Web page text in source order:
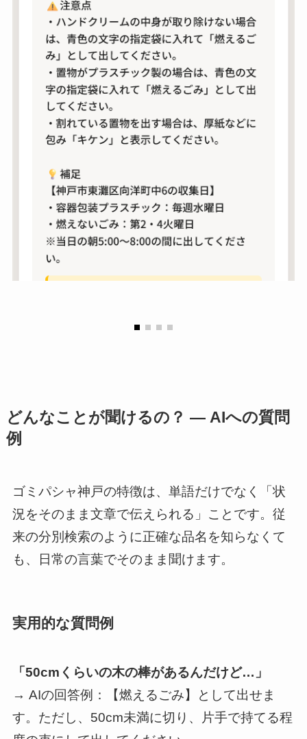
どんなことが聞けるの？ ― AIへの質問
例
ゴミパシャ神戸の特徴は、単語だけでなく「状
況をそのまま文章で伝えられる」ことです。従
来の分別検索のように正確な品名を知らなくて
も、日常の言葉でそのまま聞けます。
実用的な質問例
「50cmくらいの木の棒があるんだけど…」
→ AIの回答例：【燃えるごみ】として出せま
す。ただし、50cm未満に切り、片手で持てる程